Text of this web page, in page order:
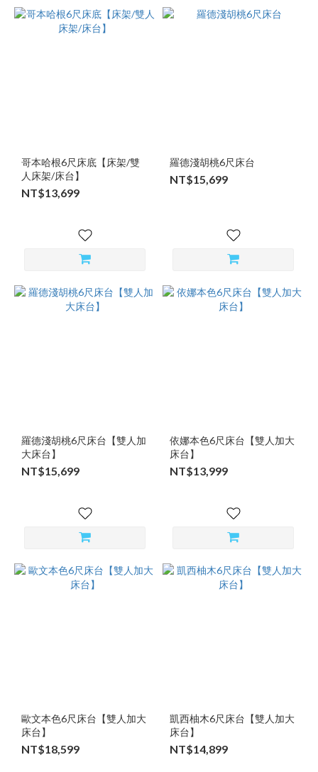
哥本哈根6尺床底【床架/雙
人床架/床台】
NT$13,699
羅德淺胡桃6尺床台
NT$15,699
羅德淺胡桃6尺床台【雙人加
大床台】
NT$15,699
依娜本色6尺床台【雙人加大
床台】
NT$13,999
歐文本色6尺床台【雙人加大
床台】
NT$18,599
凱西柚木6尺床台【雙人加大
床台】
NT$14,899